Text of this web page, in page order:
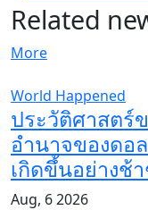
Related
More
World Happened
ประวัติศาสตร์
อำนาจของดอ
เกิดขึ้นอย่างช้า
Aug, 6 2026